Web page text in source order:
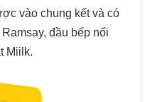
vào chung kết và có
đầu bếp nổi
Miilk.